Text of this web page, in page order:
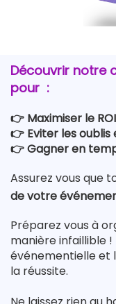
Découvrir notre
pour :
👉​ Maximiser le
👉​ Eviter les
👉​ Gagner en
Assurez vous que
de votre
Préparez vous à
manière infaillible
événementielle et
la réussite.